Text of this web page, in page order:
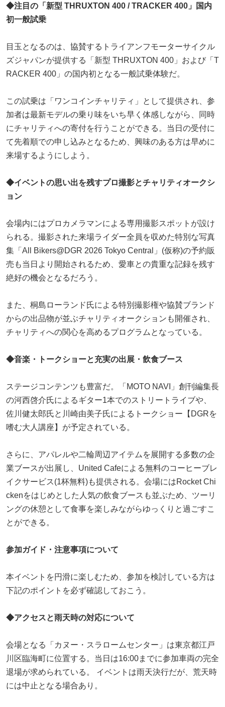
◆注目の「新型 THRUXTON 400 / TRACKER 400」国内
初一般試乗
目玉となるのは、協賛するトライアンフモーターサイクル
ズジャパンが提供する「新型 THRUXTON 400」および「T
RACKER 400」の国内初となる一般試乗体験だ。
この試乗は「ワンコインチャリティ」として提供され、参
加者は最新モデルの乗り味をいち早く体感しながら、同時
にチャリティへの寄付を行うことができる。当日の受付に
て先着順での申し込みとなるため、興味のある方は早めに
来場するようにしよう。
◆イベントの思い出を残すプロ撮影とチャリティオークシ
ョン
会場内にはプロカメラマンによる専用撮影スポットが設け
られる。撮影された来場ライダー全員を収めた特別な写真
集「All Bikers@DGR 2026 Tokyo Central」(仮称)の予約販
売も当日より開始されるため、愛車との貴重な記録を残す
絶好の機会となるだろう。
また、桐島ローランド氏による特別撮影権や協賛ブランド
からの出品物が並ぶチャリティオークションも開催され、
チャリティへの関心を高めるプログラムとなっている。
◆音楽・トークショーと充実の出展・飲食ブース
ステージコンテンツも豊富だ。「MOTO NAVI」創刊編集長
の河西啓介氏によるギター1本でのストリートライブや、
佐川健太郎氏と川崎由美子氏によるトークショー【DGRを
嗜む大人講座】が予定されている。
さらに、アパレルや二輪周辺アイテムを展開する多数の企
業ブースが出展し、United Cafeによる無料のコーヒーブレ
イクサービス(1杯無料)も提供される。会場にはRocket Chi
ckenをはじめとした人気の飲食ブースも並ぶため、ツーリ
ングの休憩として食事を楽しみながらゆっくりと過ごすこ
とができる。
参加ガイド・注意事項について
本イベントを円滑に楽しむため、参加を検討している方は
下記のポイントを必ず確認しておこう。
◆アクセスと雨天時の対応について
会場となる「カヌー・スラロームセンター」は東京都江戸
川区臨海町に位置する。当日は16:00までに参加車両の完全
退場が求められている。 イベントは雨天決行だが、荒天時
には中止となる場合あり。